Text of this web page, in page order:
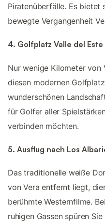
Piratenüberfälle. Es bietet
bewegte Vergangenheit
4. Golfplatz Valle del Este
Nur wenige Kilometer von
diesen modernen
wunderschönen
für Golfer aller
verbinden möchten.
5. Ausflug nach Los
Das traditionelle weiße
von Vera entfernt liegt,
berühmte Westernfilme.
ruhigen Gassen spüren